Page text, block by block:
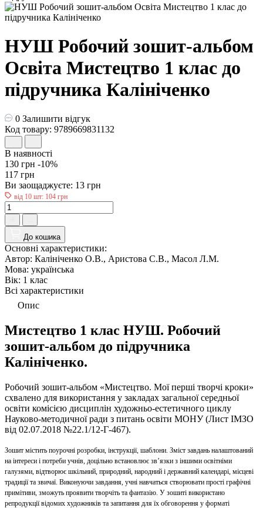
НУШ Робочий зошит-альбом
Освіта Мистецтво 1 клас до
підручника Калiнiченко
0 Залишити відгук
Код товару: 9789669831132
В наявності
130 грн -10%
117 грн
Ви заощаджуєте: 13 грн
від 10 шт: 104 грн
До кошика
Основні характеристики:
Автор: Калініченко О.В., Аристова С.В., Масол Л.М.
Мова: українська
Вік: 1 клас
Всі характеристики
Опис
Мистецтво 1 клас НУШ. Робочий
зошит-альбом до підручника
Калiнiченко.
Робочий зошит-альбом «Мистецтво. Мої перші творчі кроки»
схвалено для використання у закладах загальної середньої
освіти комісією дисциплін художньо-естетичного циклу
Науково-методичної ради з питань освіти МОНУ (Лист ІМЗО
від 02.07.2018 №22.1/12-Г-467).
Зошит містить поурочні розробки, інструкції, шаблони. Зміст завдань налаштований
на інтереси і потреби учнів, доцільно встановлює зв’язки з іншими освітніми
галузями, відтворює шкільний, природний, народний і державний календарі, місцеві
традиції та звичаї. Виконуючи завдання, учні навчаться створювати прості графічні
примітиви, зможуть проявити творчіть та фантазію. У зошиті використано
репродукції відомих художників та запитання для їх обговорення у форматі